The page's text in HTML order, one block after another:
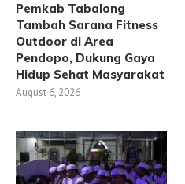
Pemkab Tabalong
Tambah Sarana Fitness
Outdoor di Area
Pendopo, Dukung Gaya
Hidup Sehat Masyarakat
August 6, 2026